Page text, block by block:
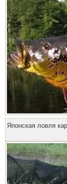
Японская ловля